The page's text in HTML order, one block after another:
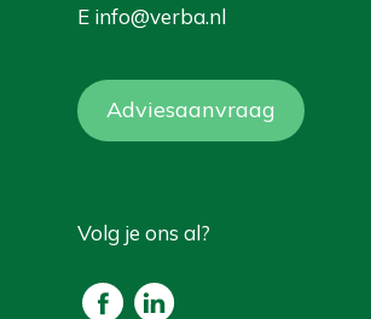
E info@verba.nl
Adviesaanvraag
Volg je ons al?